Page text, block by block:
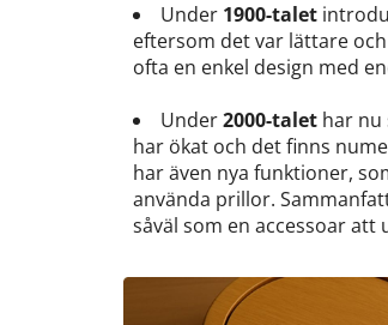
Under 1900-talet
eftersom det var lättare
ofta en enkel design med
Under2000-talet har nu
har ökat och det finns
har även nya funktioner,
använda prillor.
såväl som en accessoar